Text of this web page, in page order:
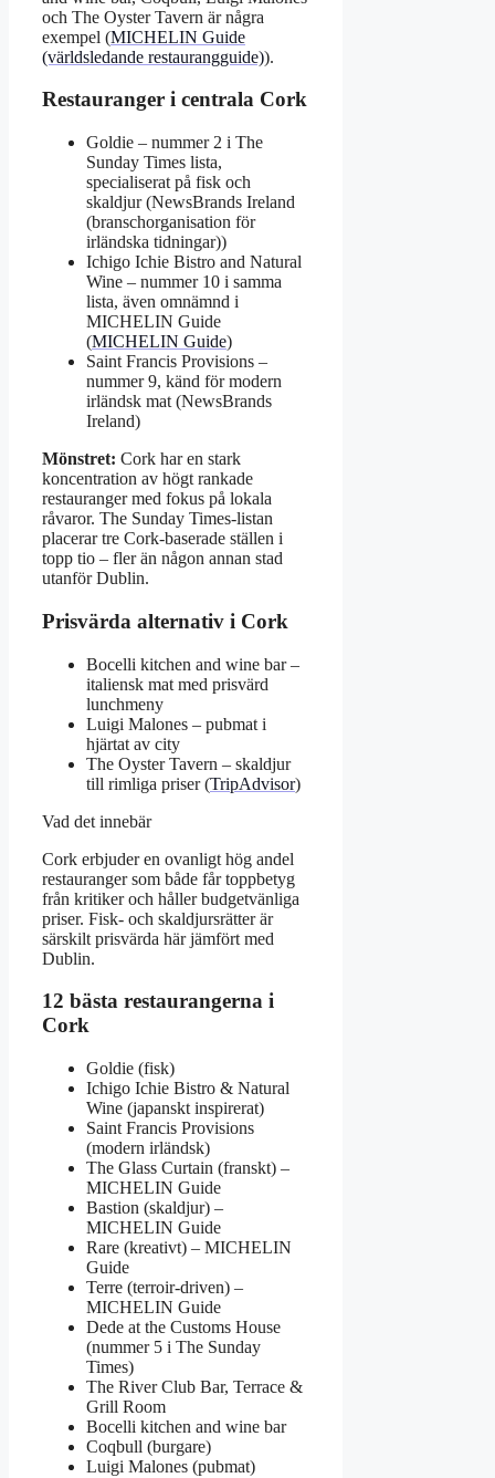
och The Oyster Tavern är några
exempel (MICHELIN Guide
(världsledande restaurangguide)).
Restauranger i centrala Cork
Goldie – nummer 2 i The
Sunday Times lista,
specialiserat på fisk och
skaldjur (NewsBrands Ireland
(branschorganisation för
irländska tidningar))
Ichigo Ichie Bistro and Natural
Wine – nummer 10 i samma
lista, även omnämnd i
MICHELIN Guide
(MICHELIN Guide)
Saint Francis Provisions –
nummer 9, känd för modern
irländsk mat (NewsBrands
Ireland)
Mönstret: Cork har en stark
koncentration av högt rankade
restauranger med fokus på lokala
råvaror. The Sunday Times-listan
placerar tre Cork-baserade ställen i
topp tio – fler än någon annan stad
utanför Dublin.
Prisvärda alternativ i Cork
Bocelli kitchen and wine bar –
italiensk mat med prisvärd
lunchmeny
Luigi Malones – pubmat i
hjärtat av city
The Oyster Tavern – skaldjur
till rimliga priser (TripAdvisor)
Vad det innebär
Cork erbjuder en ovanligt hög andel
restauranger som både får toppbetyg
från kritiker och håller budgetvänliga
priser. Fisk- och skaldjursrätter är
särskilt prisvärda här jämfört med
Dublin.
12 bästa restaurangerna i
Cork
Goldie (fisk)
Ichigo Ichie Bistro & Natural
Wine (japanskt inspirerat)
Saint Francis Provisions
(modern irländsk)
The Glass Curtain (franskt) –
MICHELIN Guide
Bastion (skaldjur) –
MICHELIN Guide
Rare (kreativt) – MICHELIN
Guide
Terre (terroir-driven) –
MICHELIN Guide
Dede at the Customs House
(nummer 5 i The Sunday
Times)
The River Club Bar, Terrace &
Grill Room
Bocelli kitchen and wine bar
Coqbull (burgare)
Luigi Malones (pubmat)